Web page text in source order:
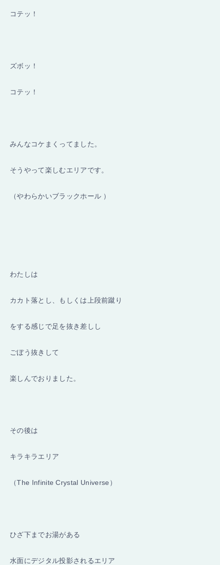
コテッ！
ズボッ！
コテッ！
みんなコケまくってました。
そうやって楽しむエリアです。
（やわらかいブラックホール ）
わたしは
カカト落とし、もしくは上段前蹴り
をする感じで足を抜き差しし
ごぼう抜きして
楽しんでおりました。
その後は
キラキラエリア
（The Infinite Crystal Universe）
ひざ下までお湯がある
水面にデジタル投影されるエリア